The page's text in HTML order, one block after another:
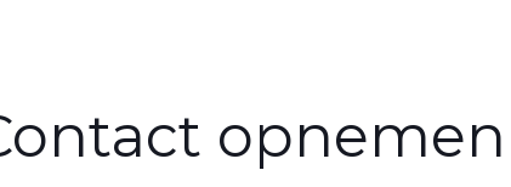
opnemen